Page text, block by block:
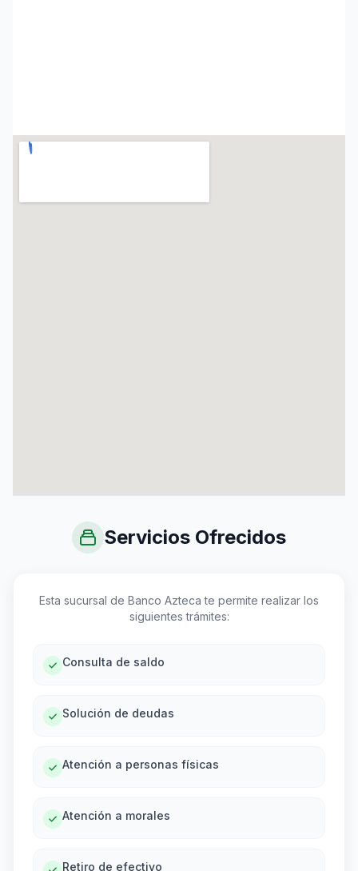
Servicios Ofrecidos
Esta sucursal de Banco Azteca te permite realizar los
siguientes trámites:
Consulta de saldo
Solución de deudas
Atención a personas físicas
Atención a morales
Retiro de efectivo